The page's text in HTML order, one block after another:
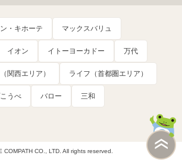
ン・キホーテ マックスバリュ
イオン イトーヨーカドー 万代
関西エリア） ライフ（首都圏エリア）
うべ バロー 三和
COMPATH CO., LTD. All rights reserved.